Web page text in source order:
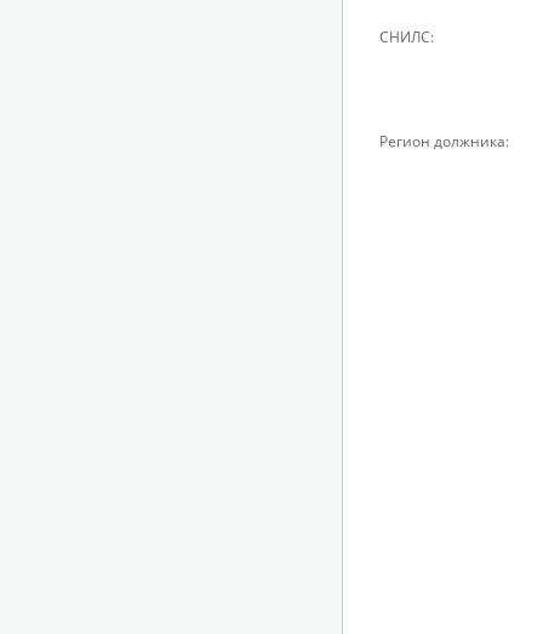
СНИЛС:
Регион должника: